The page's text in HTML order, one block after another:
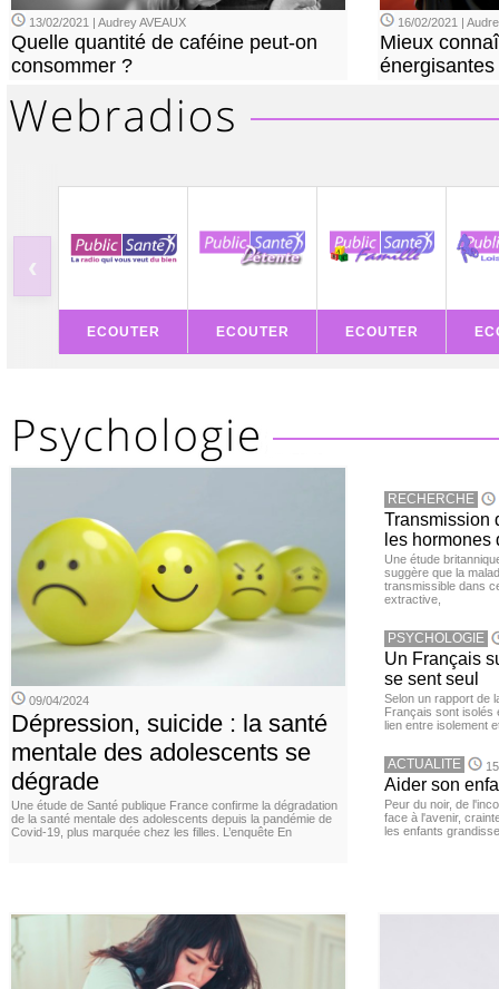
13/02/2021 | Audrey AVEAUX
Quelle quantité de caféine peut-on
consommer ?
16/02/2021 |
Mieux
énergisantes
‹
ECOUTER ECOUTER ECOUTER
09/04/2024
Dépression, suicide : la santé
mentale des adolescents se
dégrade
Une étude de Santé publique France confirme la dégradation
de la santé mentale des adolescents depuis la pandémie de
Covid-19, plus marquée chez les filles. L’enquête En
RECHERCHE
Transmission
les hormones
Une étude
suggère que la
transmissible dans
extractive,
PSYCHOLOGIE
Un Français
se sent seul
Selon un rapport de
Français sont isolés
lien entre isolement
ACTUALITE
Aider son
Peur du noir, de
face à l'avenir,
les enfants